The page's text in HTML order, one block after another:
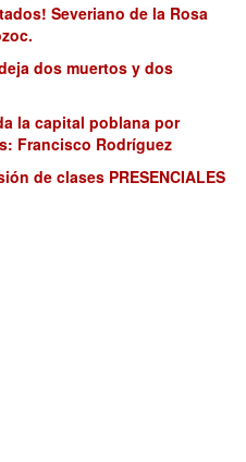
Severiano de la Rosa
dos muertos y dos
la capital poblana por
Francisco Rodríguez
de clases PRESENCIALES